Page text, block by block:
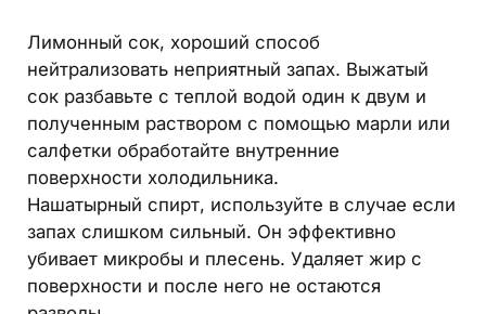
Лимонный сок, хороший способ
нейтрализовать неприятный запах. Выжатый
сок разбавьте с теплой водой один к двум и
полученным раствором с помощью марли или
салфетки обработайте внутренние
поверхности холодильника.
Нашатырный спирт, используйте в случае если
запах слишком сильный. Он эффективно
убивает микробы и плесень. Удаляет жир с
поверхности и после него не остаются